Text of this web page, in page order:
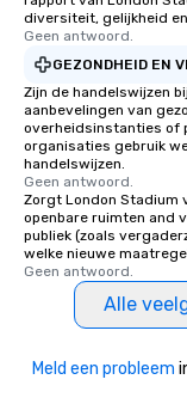
diversiteit, gelijkheid
Geen antwoord.
GEZONDHEID EN
Zijn de handelswijzen
aanbevelingen van
overheidsinstanties of
organisaties gebruik
handelswijzen.
Geen antwoord.
Zorgt London Stadium
openbare ruimten and
publiek (zoals
welke nieuwe
Geen antwoord.
Alle
Meld een probleem